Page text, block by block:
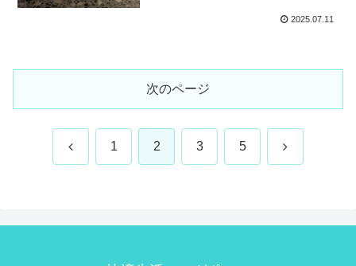
2025.07.11
次のページ
前 1 2 3 5 次